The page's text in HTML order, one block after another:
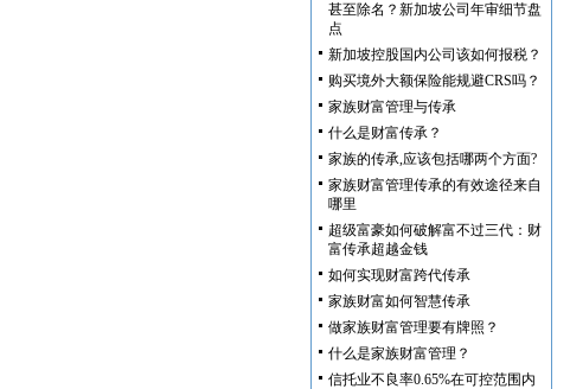
甚至除名？新加坡公司年审细节盘
点
新加坡控股国内公司该如何报税？
购买境外大额保险能规避CRS吗？
家族财富管理与传承
什么是财富传承？
家族的传承,应该包括哪两个方面?
家族财富管理传承的有效途径来自
哪里
超级富豪如何破解富不过三代：财
富传承超越金钱
如何实现财富跨代传承
家族财富如何智慧传承
做家族财富管理要有牌照？
什么是家族财富管理？
信托业不良率0.65%在可控范围内